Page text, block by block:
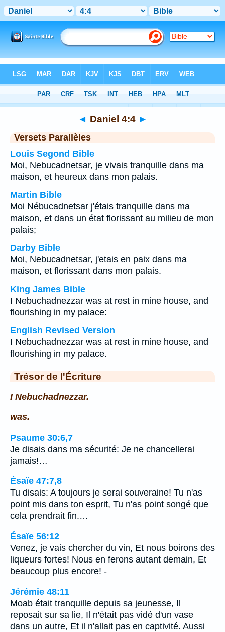
Chapitre 4> Verset 4
◄ Daniel 4:4 ►
Versets Parallèles
Louis Segond Bible
Moi, Nebucadnetsar, je vivais tranquille dans ma
maison, et heureux dans mon palais.
Martin Bible
Moi Nébucadnetsar j'étais tranquille dans ma
maison, et dans un état florissant au milieu de mon
palais;
Darby Bible
Moi, Nebucadnetsar, j'etais en paix dans ma
maison, et florissant dans mon palais.
King James Bible
I Nebuchadnezzar was at rest in mine house, and
flourishing in my palace:
English Revised Version
I Nebuchadnezzar was at rest in mine house, and
flourishing in my palace.
Trésor de l'Écriture
I Nebuchadnezzar.
was.
Psaume 30:6,7
Je disais dans ma sécurité: Je ne chancellerai
jamais!…
Ésaïe 47:7,8
Tu disais: A toujours je serai souveraine! Tu n'as
point mis dans ton esprit, Tu n'as point songé que
cela prendrait fin.…
Ésaïe 56:12
Venez, je vais chercher du vin, Et nous boirons des
liqueurs fortes! Nous en ferons autant demain, Et
beaucoup plus encore! -
Jérémie 48:11
Moab était tranquille depuis sa jeunesse, Il
reposait sur sa lie, Il n'était pas vidé d'un vase
dans un autre, Et il n'allait pas en captivité. Aussi